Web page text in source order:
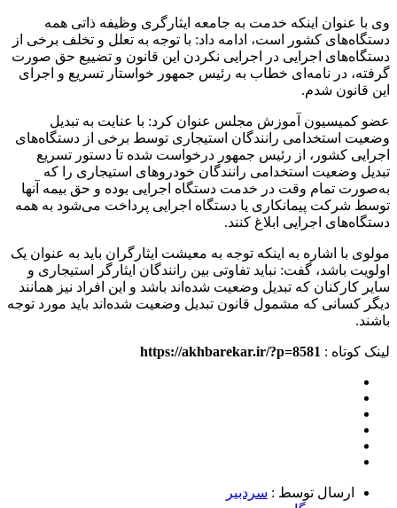
وی با عنوان اینکه خدمت به جامعه ایثارگری وظیفه ذاتی همه
دستگاه‌های کشور است، ادامه داد: با توجه به تعلل و تخلف برخی از
دستگاه‌های اجرایی در اجرایی نکردن این قانون و تضییع حق صورت
گرفته، در نامه‌ای خطاب به رئیس جمهور خواستار تسریع و اجرای
این قانون شدم.
عضو کمیسیون آموزش مجلس عنوان کرد: با عنایت به تبدیل
وضعیت استخدامی رانندگان استیجاری توسط برخی از دستگاه‌های
اجرایی کشور، از رئیس جمهور درخواست شده تا دستور تسریع
تبدیل وضعیت استخدامی رانندگان خودروهای استیجاری را که
به‌صورت تمام وقت در خدمت دستگاه اجرایی بوده و حق بیمه آنها
توسط شرکت پیمانکاری یا دستگاه اجرایی پرداخت می‌شود به همه
دستگاه‌های اجرایی ابلاغ کنند.
مولوی با اشاره به اینکه توجه به معیشت ایثارگران باید به عنوان یک
اولویت باشد، گفت: نباید تفاوتی بین رانندگان ایثارگر استیجاری و
سایر کارکنان که تبدیل وضعیت شده‌اند باشد و این افراد نیز همانند
دیگر کسانی که مشمول قانون تبدیل وضعیت شده‌اند باید مورد توجه
باشند.
لینک کوتاه : https://akhbarekar.ir/?p=8581
ارسال توسط : سردبیر